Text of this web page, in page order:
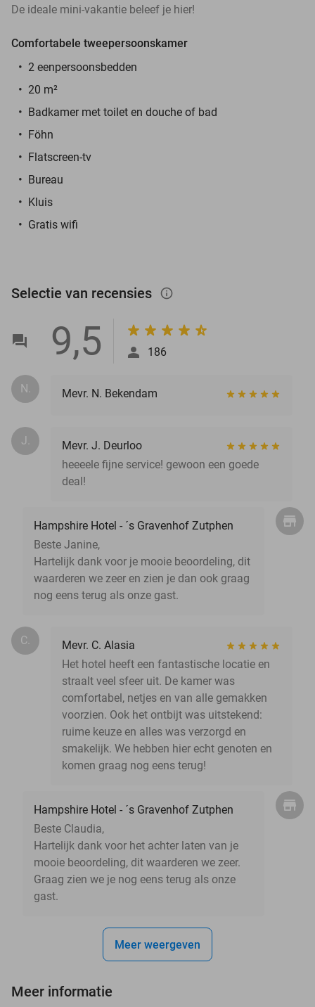
De ideale mini-vakantie beleef je hier!
Comfortabele tweepersoonskamer
2 eenpersoonsbedden
20 m²
Badkamer met toilet en douche of bad
Föhn
Flatscreen-tv
Bureau
Kluis
Gratis wifi
Selectie van recensies info_outlined
9,5 186
N. Mevr. N. Bekendam
J.
Mevr. J. Deurloo
heeeele fijne service! gewoon een goede
deal!
Hampshire Hotel - ´s Gravenhof Zutphen
Beste Janine,
Hartelijk dank voor je mooie beoordeling, dit
waarderen we zeer en zien je dan ook graag
nog eens terug als onze gast.
C.
Mevr. C. Alasia
Het hotel heeft een fantastische locatie en
straalt veel sfeer uit. De kamer was
comfortabel, netjes en van alle gemakken
voorzien. Ook het ontbijt was uitstekend:
ruime keuze en alles was verzorgd en
smakelijk. We hebben hier echt genoten en
komen graag nog eens terug!
Hampshire Hotel - ´s Gravenhof Zutphen
Beste Claudia,
Hartelijk dank voor het achter laten van je
mooie beoordeling, dit waarderen we zeer.
Graag zien we je nog eens terug als onze
gast.
Meer weergeven
Meer informatie